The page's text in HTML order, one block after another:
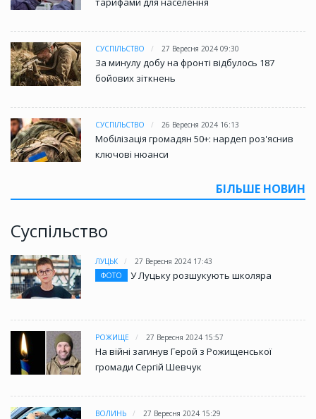
СУСПІЛЬСТВО 27 Вересня 2024 09:30
За минулу добу на фронті відбулось 187
бойових зіткнень
СУСПІЛЬСТВО 26 Вересня 2024 16:13
Мобілізація громадян 50+: нардеп роз'яснив
ключові нюанси
БІЛЬШЕ НОВИН
Суспільство
ЛУЦЬК
27 Вересня 2024 17:43
ФОТО
У Луцьку розшукують школяра
РОЖИЩЕ 27 Вересня 2024 15:57
На війні загинув Герой з Рожищенської
громади Сергій Шевчук
ВОЛИНЬ
27 Вересня 2024 15:29